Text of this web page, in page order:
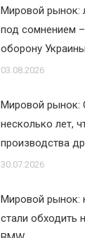
Мировой рынок:
под сомнением
оборону Украины
03.08.2026
Мировой рынок:
несколько лет,
производства
30.07.2026
Мировой рынок:
стали обходить